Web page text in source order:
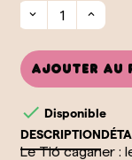
Ajouter au
 Disponible
DESCRIPTION
Le Tió caganer :